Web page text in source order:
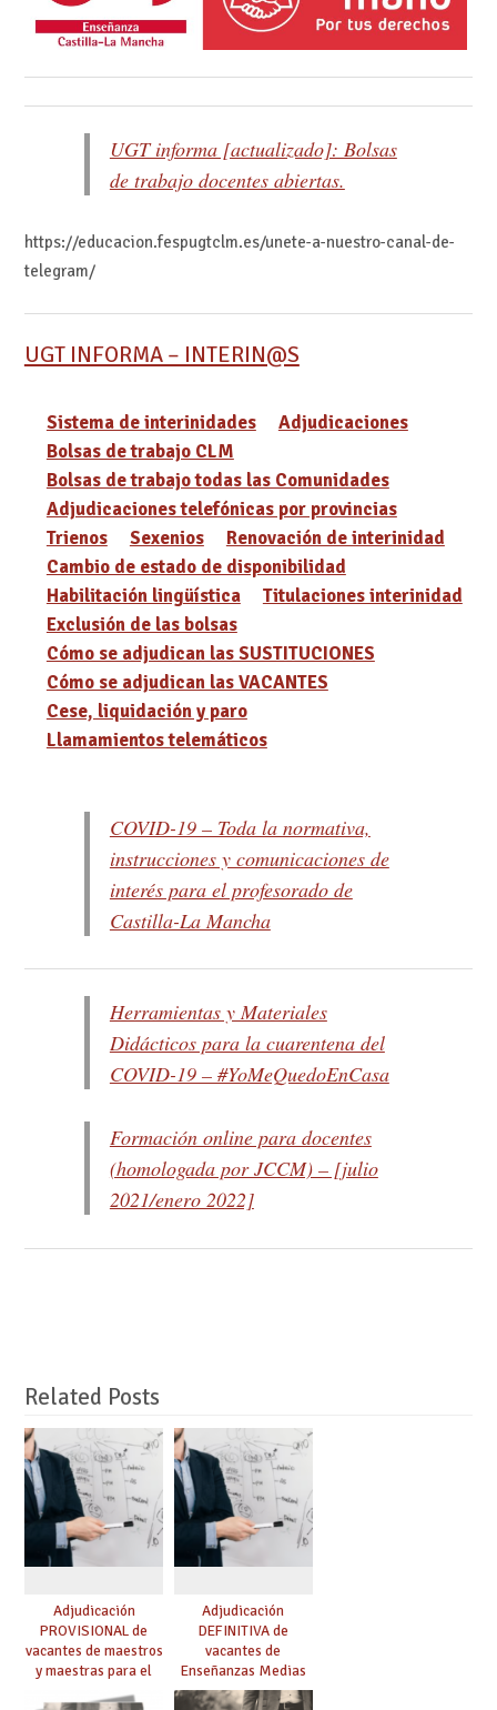
UGT informa [actualizado]: Bolsas
de trabajo docentes abiertas.
https://educacion.fespugtclm.es/unete-a-nuestro-canal-de-
telegram/
UGT INFORMA – INTERIN@S
Sistema de interinidades
Adjudicaciones
Bolsas de trabajo CLM
Bolsas de trabajo todas las Comunidades
Adjudicaciones telefónicas por provincias
Trienos
Sexenios
Renovación de interinidad
Cambio de estado de disponibilidad
Habilitación lingüística
Titulaciones interinidad
Exclusión de las bolsas
Cómo se adjudican las SUSTITUCIONES
Cómo se adjudican las VACANTES
Cese, liquidación y paro
Llamamientos telemáticos
COVID-19 – Toda la normativa,
instrucciones y comunicaciones de
interés para el profesorado de
Castilla-La Mancha
Herramientas y Materiales
Didácticos para la cuarentena del
COVID-19 – #YoMeQuedoEnCasa
Formación online para docentes
(homologada por JCCM) – [julio
2021/enero 2022]
Related Posts
Adjudicación
PROVISIONAL de
vacantes de maestros
y maestras para el
curso 26-27
Adjudicación
DEFINITIVA de
vacantes de
Enseñanzas Medias
para el curso 26-27